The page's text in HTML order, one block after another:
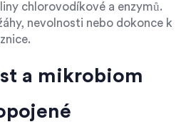
chlorovodíkové a enzymů.
nevolnosti nebo dokonce k
a mikrobiom